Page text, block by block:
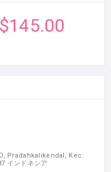
$145.00
Pradahkalikendal, Kec.
インドネシア